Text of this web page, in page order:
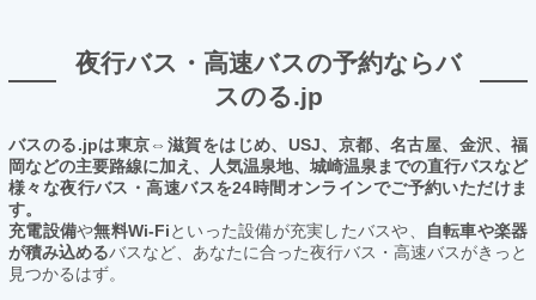
夜行バス・高速バスの予約ならバ
スのる.jp
バスのる.jpは東京⇔滋賀をはじめ、USJ、京都、名古屋、金沢、福
岡などの主要路線に加え、人気温泉地、城崎温泉までの直行バスなど
様々な夜行バス・高速バスを24時間オンラインでご予約いただけま
す。
充電設備や無料Wi-Fiといった設備が充実したバスや、
自転車や楽器
が積み込めるバスなど、あなたに合った夜行バス・高速バスがきっと
見つかるはず。